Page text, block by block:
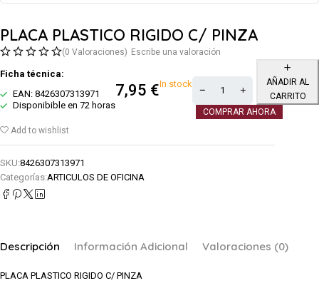
PLACA PLASTICO RIGIDO C/ PINZA
(0 Valoraciones) Escribe una valoración
Ficha técnica:
EAN: 8426307313971
Disponibible en 72 horas
7,95 €In stock
AÑADIR AL
CARRITO
COMPRAR AHORA
Add to wishlist
SKU:8426307313971
Categorías:ARTICULOS DE OFICINA
Descripción Información Adicional Valoraciones (0)
PLACA PLASTICO RIGIDO C/ PINZA